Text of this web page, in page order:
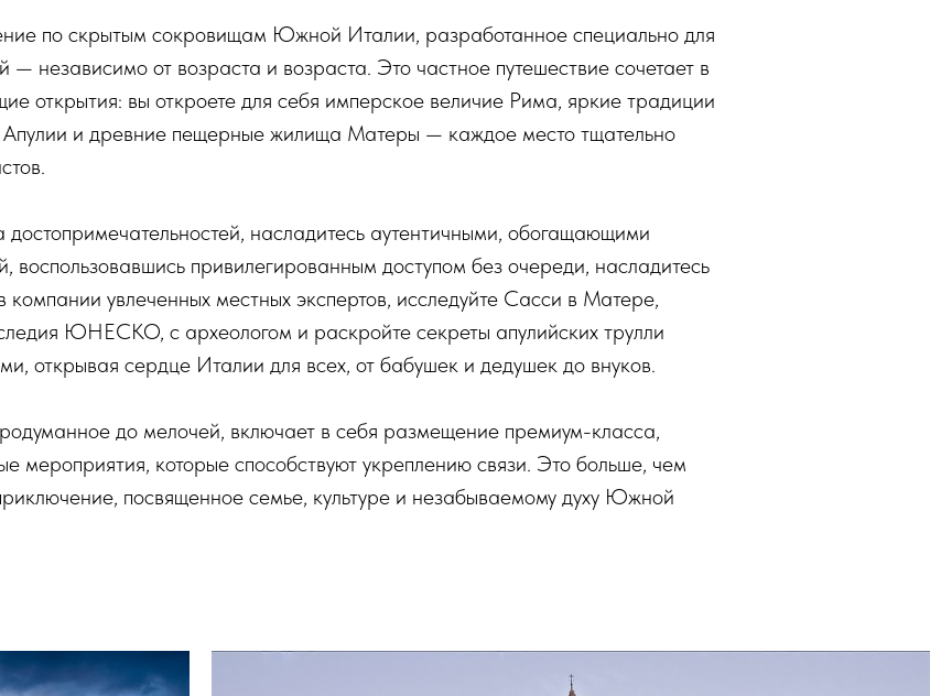
по скрытым сокровищам Южной Италии, разработанное специально для
— независимо от возраста и возраста. Это частное путешествие сочетает в
открытия: вы откроете для себя имперское величие Рима, яркие традиции
и древние пещерные жилища Матеры — каждое место тщательно
насладитесь аутентичными, обогащающими
воспользовавшись привилегированным доступом без очереди, насладитесь
увлеченных местных экспертов, исследуйте Сасси в Матере,
ЮНЕСКО, с археологом и раскройте секреты апулийских трулли
открывая сердце Италии для всех, от бабушек и дедушек до внуков.
до мелочей, включает в себя размещение премиум-класса,
мероприятия, которые способствуют укреплению связи. Это больше, чем
посвященное семье, культуре и незабываемому духу Южной